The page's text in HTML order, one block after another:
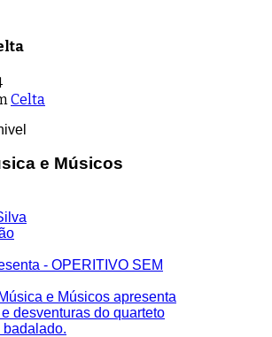
Celta
e Músicos
- OPERITIVO SEM
e Músicos apresenta
desventuras do quarteto
badalado.